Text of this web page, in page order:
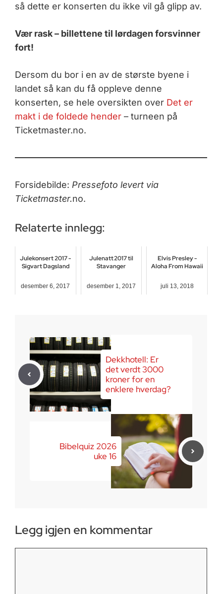
så dette er konserten du ikke vil gå glipp av.
Vær rask – billettene til lørdagen forsvinner
fort!
Dersom du bor i en av de største byene i
landet så kan du få oppleve denne
konserten, se hele oversikten over Det er
makt i de foldede hender– turneen på
Ticketmaster.no.
Forsidebilde: Pressefoto levert via
Ticketmaster.no.
Relaterte innlegg:
Julekonsert 2017 -
Sigvart Dagsland
desember 6, 2017
Julenatt 2017 til
Stavanger
desember 1, 2017
Elvis Presley -
Aloha From Hawaii
juli 13, 2018
Dekkhotell: Er
det verdt 3000
kroner for en
enklere hverdag?
Bibelquiz 2026
uke 16
Legg igjen en kommentar